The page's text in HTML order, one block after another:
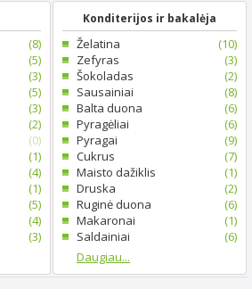
(8)
(5)
(3)
(5)
(3)
(2)
(0)
(1)
(4)
(1)
(5)
(4)
(3)
Konditerijos ir bakalėja
Želatina
(10)
Zefyras
(3)
Šokoladas
(2)
Sausainiai
(8)
Balta duona
(6)
Pyragėliai
(6)
Pyragai
(9)
Cukrus
(7)
Maisto dažiklis
(1)
Druska
(2)
Ruginė duona
(6)
Makaronai
(1)
Saldainiai
(6)
Daugiau...